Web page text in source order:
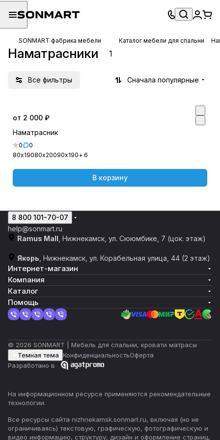
SONMART фабрика мебели Каталог мебели для спальни
Наматрасники 1
Все фильтры Сначала популярные
от 2 000 ₽
Наматрасник
0
0
80х19080х20090х190+ 6
В корзину
8 800 101-70-07
help@sonmart.ru
Ramus Mall , Нижнекамск, ул. Сююмбике, 7 (цок. этаж)
Якорь , Нижнекамск, ул. Корабельная улица, 44 (2 этаж)
Интернет-магазин
Компания
Каталог
Помощь
© 2026 SONMART | Мебель для спальни, кровати матрасы
Темная тема
КонфиденциальностьОферта
Разработано в
На информационном ресурсе применяются рекомендательные
технологии.
Все ресурсы сайта nizhnekamsk.sonmart.ru, включая (но не
ограничиваясь) текстовую, графическую, фотографическую и
видео информацию, структуру, дизайн и оформление страниц,